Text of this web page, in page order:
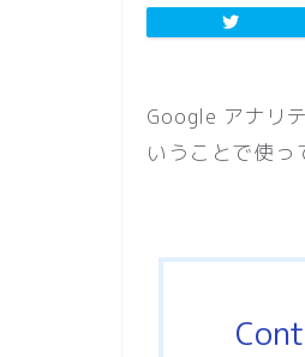
Google アナリ
いうことで使っ